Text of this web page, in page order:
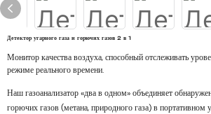
Детектор угарного газа и горючих газов 2 в 1
Монитор качества воздуха, способный отслеживать
режиме реального времени.
Наш газоанализатор «два в одном» объединяет
горючих газов (метана, природного газа) в портативном